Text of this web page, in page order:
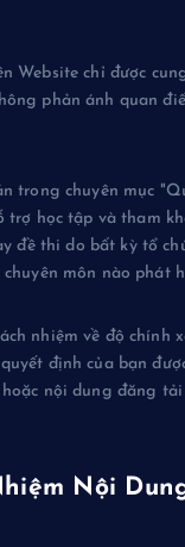
Website chỉ được
phản ánh quan
trong chuyên mục
trợ học tập và tham
đề thi do bất kỳ tổ
môn nào phát
nhiệm về độ chính
định của bạn
nội dung đăng tải
Nội